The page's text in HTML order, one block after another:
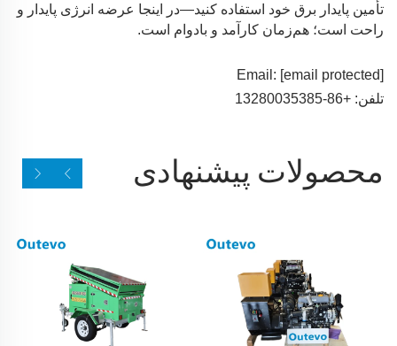
تأمین پایدار برق خود استفاده کنید—در اینجا عرضه انرژی پایدار و
راحت است؛ هم‌زمان کارآمد و بادوام است.
Email: [email protected]
تلفن: +86-13280035385
محصولات پیشنهادی